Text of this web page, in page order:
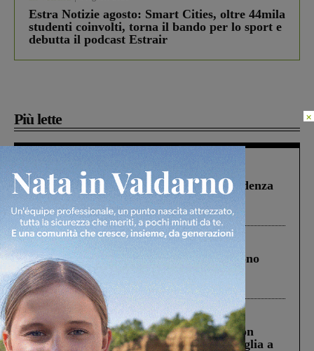
Estra Notizie agosto: Smart Cities, oltre 44mila
studenti coinvolti, torna il bando per lo sport e
debutta il podcast Estrair
Più lette
Figline Incisa Valdarno
Piscina di Figline finanziata oltre la scadenza
Pnrr, il gruppo di Fratelli d’Italia: “Un
ringraziamento al Governo”
Cronaca 4 Agosto 2026
Un anno fa la strage in A1 in cui morirono
Gianni, Giulia e Franco. Lo schianto, il
processo, lo stop ai sorpassi fra tir....
Cronaca 3 Agosto 2026
Scomparso da una struttura di Castiglion
Fiorentino l’uomo che aveva ucciso la figlia a
×